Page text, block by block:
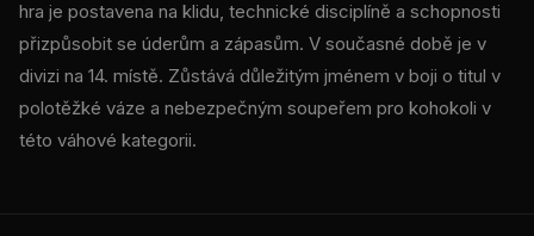
hra je postavena na klidu, technické disciplíně a schopnosti
přizpůsobit se úderům a zápasům. V současné době je v
divizi na 14. místě. Zůstává důležitým jménem v boji o titul v
polotěžké váze a nebezpečným soupeřem pro kohokoli v
této váhové kategorii.